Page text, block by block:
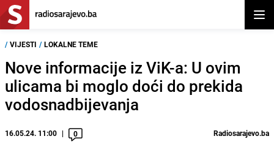
/ VIJESTI / LOKALNE TEME
Nove informacije iz ViK-a: U ovim
ulicama bi moglo doći do prekida
vodosnadbijevanja
16.05.24. 11:00 0 Radiosarajevo.ba